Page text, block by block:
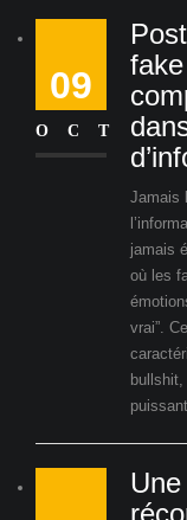
09
OCT
Jamais
jamais
où les
vrai”.
Une